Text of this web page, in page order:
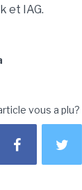
et IAG.
vous a plu?